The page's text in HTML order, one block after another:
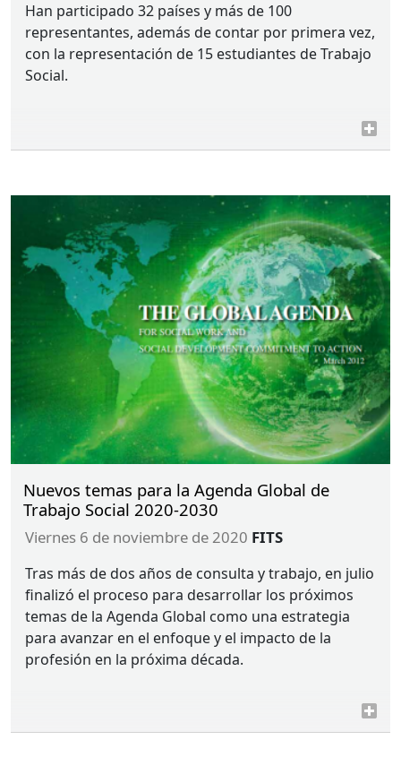
Han participado 32 países y más de 100
representantes, además de contar por primera vez,
con la representación de 15 estudiantes de Trabajo
Social.
Nuevos temas para la Agenda Global de
Trabajo Social 2020-2030
viernes 6 de noviembre de 2020 FITS
Tras más de dos años de consulta y trabajo, en julio
finalizó el proceso para desarrollar los próximos
temas de la Agenda Global como una estrategia
para avanzar en el enfoque y el impacto de la
profesión en la próxima década.